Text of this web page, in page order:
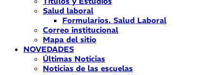
Salud laboral
Formularios. Salud Laboral
Correo institucional
Mapa del sitio
NOVEDADES
Últimas Noticias
Noticias de las escuelas